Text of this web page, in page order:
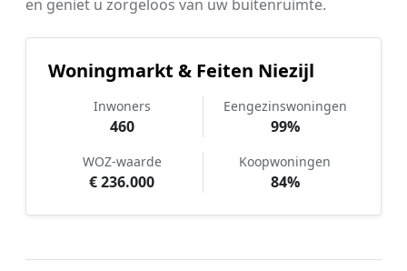
en geniet u zorgeloos van uw buitenruimte.
Woningmarkt & Feiten Niezijl
Inwoners
460
Eengezinswoningen
99%
WOZ-waarde
€ 236.000
Koopwoningen
84%